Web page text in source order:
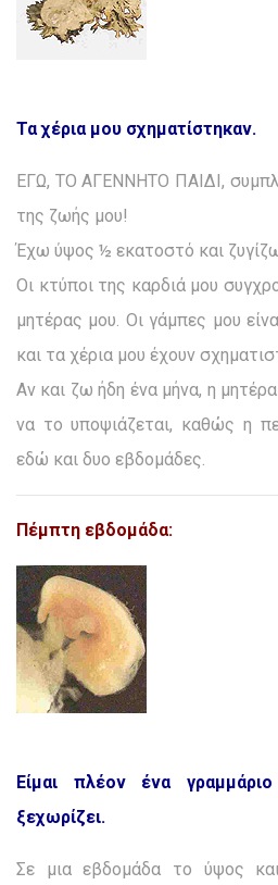
Τα χέρια μου σχηματίστηκαν.
ΕΓΩ, ΤΟ ΑΓΕΝΝΗΤΟ ΠΑΙΔΙ,
της ζωής μου!
Έχω ύψος ½ εκατοστό και
Οι κτύποι της καρδιά μου
μητέρας μου. Οι γάμπες μου
και τα χέρια μου έχουν
Αν και ζω ήδη ένα μήνα, η
να το υποψιάζεται, καθώς η
εδώ και δυο εβδομάδες.
Πέμπτη εβδομάδα:
Είμαι πλέον ένα
ξεχωρίζει.
Σε μια εβδομάδα το ύψος